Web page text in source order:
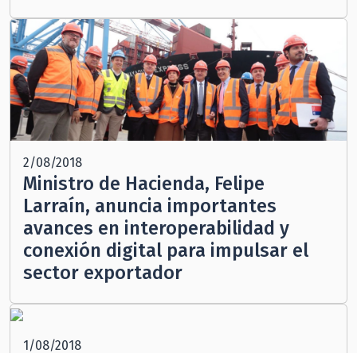
2/08/2018
Ministro de Hacienda, Felipe
Larraín, anuncia importantes
avances en interoperabilidad y
conexión digital para impulsar el
sector exportador
1/08/2018